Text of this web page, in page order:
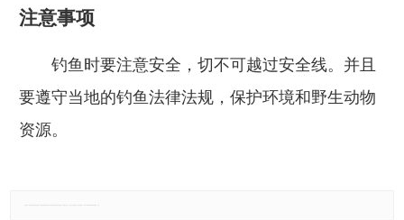
注意事项
钓鱼时要注意安全，切不可越过安全线。并且
要遵守当地的钓鱼法律法规，保护环境和野生动物
资源。